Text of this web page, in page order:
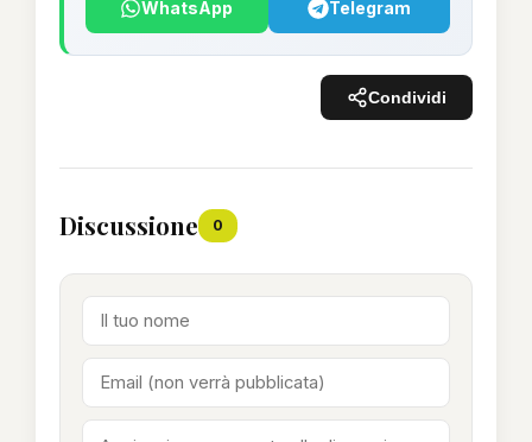
WhatsApp Telegram
Condividi
Discussione 0